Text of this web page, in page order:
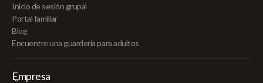
Inicio de sesión grupal
Portal familiar
Blog
Encuentre una guardería para adultos
Empresa